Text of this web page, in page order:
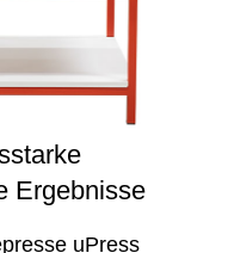
Ergebnisse
uPress